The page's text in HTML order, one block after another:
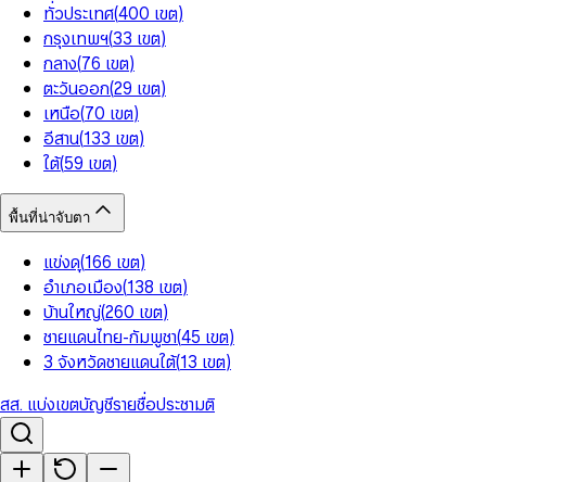
ทั่วประเทศ(400 เขต)
กรุงเทพฯ(33 เขต)
กลาง(76 เขต)
ตะวันออก(29 เขต)
เหนือ(70 เขต)
อีสาน(133 เขต)
ใต้(59 เขต)
พื้นที่น่าจับตา
แข่งดุ(166 เขต)
อำเภอเมือง(138 เขต)
บ้านใหญ่(260 เขต)
ชายแดนไทย-กัมพูชา(45 เขต)
3 จังหวัดชายแดนใต้(13 เขต)
สส. แบ่งเขตบัญชีรายชื่อประชามติ